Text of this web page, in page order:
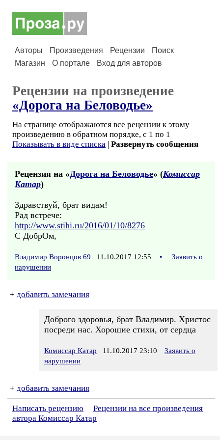
Авторы Произведения Рецензии
Поиск
Магазин
О портале Вход для авторов
Рецензии на произведение
«Дорога на Беловодье»
На странице отображаются все рецензии к этому
произведению в обратном порядке, с 1 по 1
Показывать в виде списка | Развернуть сообщения
Рецензия на «Дорога на Беловодье» (Комиссар
Катар)
Здравствуй, брат видам!
Рад встрече:
http://www.stihi.ru/2016/01/10/8276
С ДобрОм,
Владимир Воронцов 69 11.10.2017 12:55 •
Заявить о
нарушении
+ добавить замечания
Доброго здоровья, брат Владимир. Христос
посреди нас. Хорошие стихи, от сердца
Комиссар Катар 11.10.2017 23:10
Заявить о
нарушении
+ добавить замечания
Написать рецензию
Рецензии на все произведения
автора Комиссар Катар